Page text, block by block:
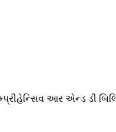
આર એન્ડ ડી